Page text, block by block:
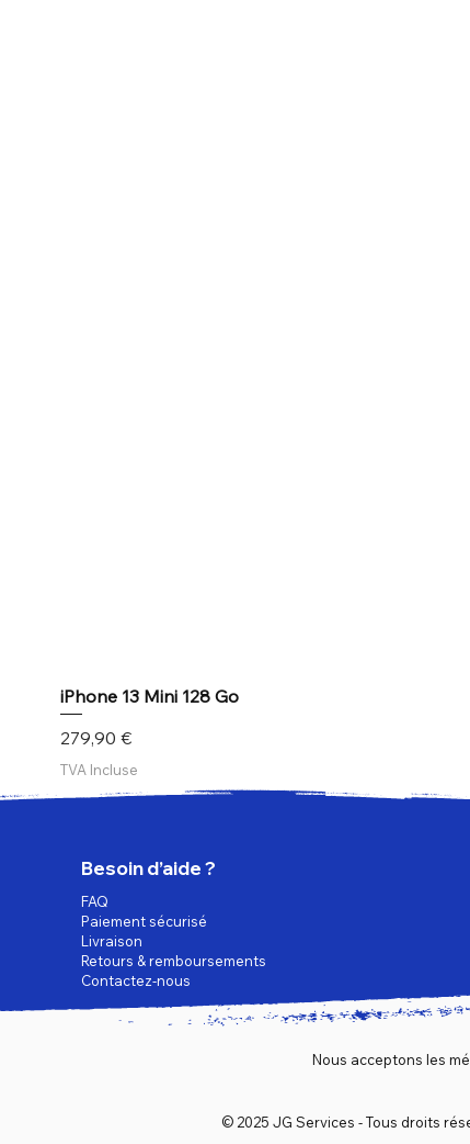
iPhone 13 Mini 128 Go
Prix
279,90 €
TVA Incluse
Besoin d’aide ?
FAQ
Paiement sécurisé
Livraison
Retours & remboursements
Contactez-nous
Nous acceptons les
© 2025 JG Services - Tous droits